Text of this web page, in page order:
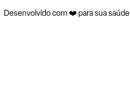
Desenvolvido com ❤️ para sua saúde